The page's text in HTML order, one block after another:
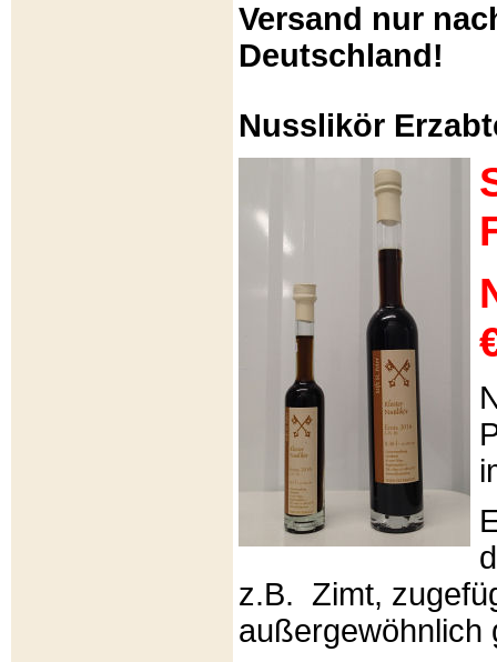
Versand nur
Deutschland!
Nusslikör
z.B. Zimt,
außergewöhnlich